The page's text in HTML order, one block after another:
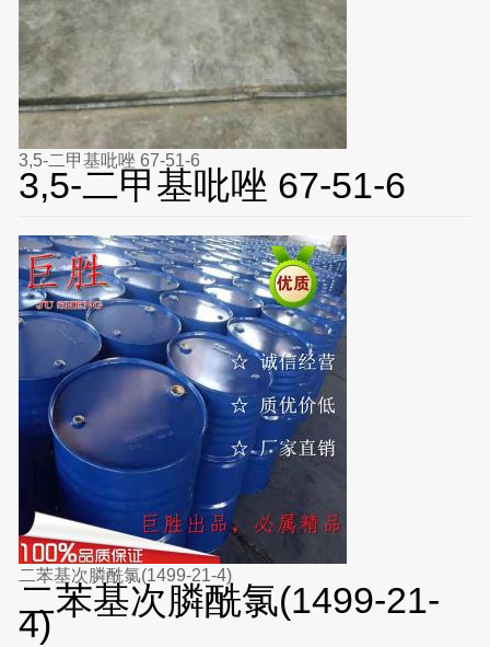
3,5-二甲基吡唑 67-51-6
3,5-二甲基吡唑 67-51-6
二苯基次膦酰氯(1499-21-4)
二苯基次膦酰氯(1499-21-
4)